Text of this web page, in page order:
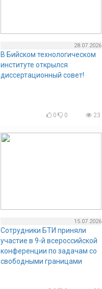
28.07.2026
В Бийском технологическом
институте открылся
диссертационный совет!
0 0 23
15.07.2026
Сотрудники БТИ приняли
участие в 9-й всероссийской
конференции по задачам со
свободными границами